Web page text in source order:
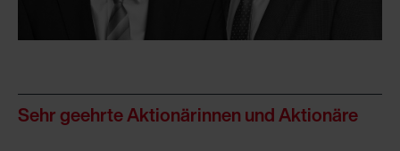
Sehr geehrte Aktionärinnen und Aktionäre